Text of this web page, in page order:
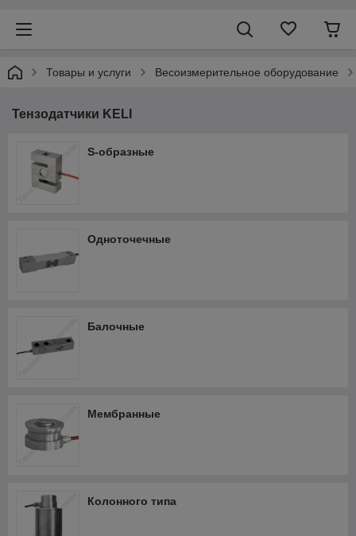
Товары и услуги Весоизмерительное оборудование
Тензодатчики KELI
S-образные
Одноточечные
Балочные
Мембранные
Колонного типа